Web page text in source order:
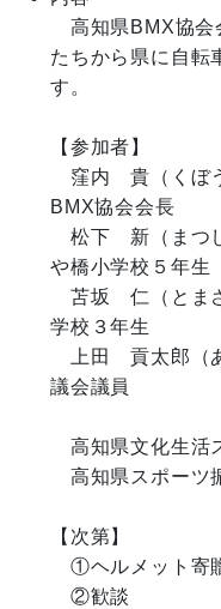
高知県BMX協会
たちから県に自転
す。
【参加者】
窪内　貴（くぼ
BMX協会会長
松下　新（まつ
や橋小学校５年生
苫坂　仁（とま
学校３年生
上田　貢太郎（
議会議員
高知県文化生活
高知県スポーツ
【次第】
①ヘルメット寄
②歓談